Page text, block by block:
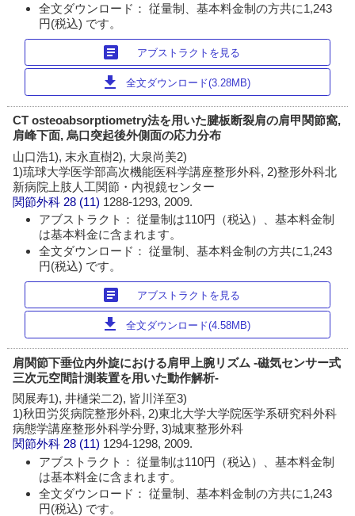
全文ダウンロード： 従量制、基本料金制の方共に1,243
円(税込) です。
article アブストラクトを見る
download 全文ダウンロード(3.28MB)
CT osteoabsorptiometry法を用いた腱板断裂肩の肩甲関節窩,
肩峰下面, 烏口突起後外側面の応力分布
山口浩1), 末永直樹2), 大泉尚美2)
1)琉球大学医学部高次機能医科学講座整形外科, 2)整形外科北
新病院上肢人工関節・内視鏡センター
関節外科 28 (11) 1288-1293, 2009.
アブストラクト： 従量制は110円（税込）、基本料金制
は基本料金に含まれます。
全文ダウンロード： 従量制、基本料金制の方共に1,243
円(税込) です。
article アブストラクトを見る
download 全文ダウンロード(4.58MB)
肩関節下垂位内外旋における肩甲上腕リズム -磁気センサー式
三次元空間計測装置を用いた動作解析-
関展寿1), 井樋栄二2), 皆川洋至3)
1)秋田労災病院整形外科, 2)東北大学大学院医学系研究科外科
病態学講座整形外科学分野, 3)城東整形外科
関節外科 28 (11) 1294-1298, 2009.
アブストラクト： 従量制は110円（税込）、基本料金制
は基本料金に含まれます。
全文ダウンロード： 従量制、基本料金制の方共に1,243
円(税込) です。